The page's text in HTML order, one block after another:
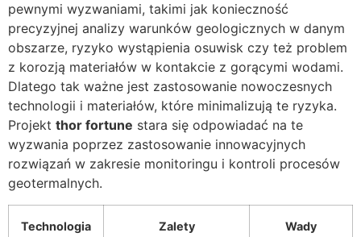
pewnymi wyzwaniami, takimi jak konieczność
precyzyjnej analizy warunków geologicznych w danym
obszarze, ryzyko wystąpienia osuwisk czy też problem
z korozją materiałów w kontakcie z gorącymi wodami.
Dlatego tak ważne jest zastosowanie nowoczesnych
technologii i materiałów, które minimalizują te ryzyka.
Projekt thor fortune stara się odpowiadać na te
wyzwania poprzez zastosowanie innowacyjnych
rozwiązań w zakresie monitoringu i kontroli procesów
geotermalnych.
Technologia Zalety Wady